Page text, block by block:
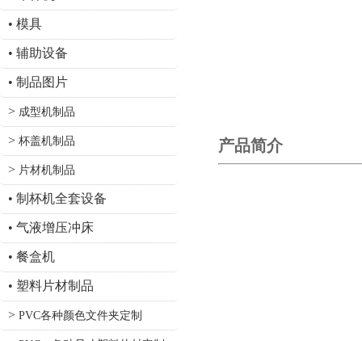
• 模具
• 辅助设备
• 制品图片
> 成型机制品
> 杯盖机制品
> 片材机制品
• 制杯机全套设备
• 气液增压冲床
• 餐盒机
• 塑料片材制品
> PVC各种颜色文件夹定制
产品简介